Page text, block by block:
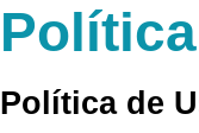
Política de